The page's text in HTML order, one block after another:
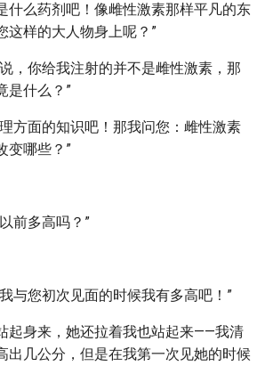
什么药剂吧！像雌性激素那样平凡的东
这样的大人物身上呢？”
，你给我注射的并不是雌性激素，那
是什么？”
方面的知识吧！那我问您：雌性激素
变哪些？”
前多高吗？”
与您初次见面的时候我有多高吧！”
起身来，她还拉着我也站起来——我清
出几公分，但是在我第一次见她的时候